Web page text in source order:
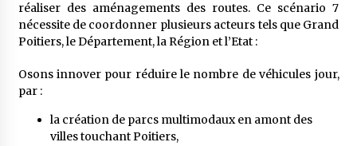
réaliser des aménagements des routes. Ce scénario 7
nécessite de coordonner plusieurs acteurs tels que Grand
Poitiers, le Département, la Région et l’Etat :
Osons innover pour réduire le nombre de véhicules jour,
par :
la création de parcs multimodaux en amont des
villes touchant Poitiers,